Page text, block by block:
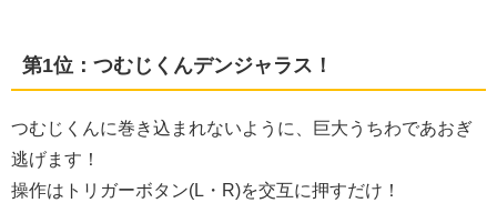
第1位：つむじくんデンジャラス！
つむじくんに巻き込まれないように、巨大うちわであおぎ
逃げます！
操作はトリガーボタン(L・R)を交互に押すだけ！